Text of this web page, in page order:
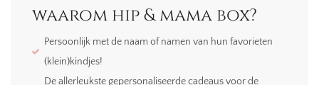
waarom hip & mama box?
Persoonlijk met de naam of namen van hun favorieten
(klein)kindjes!
De allerleukste gepersonaliseerde cadeaus voor de